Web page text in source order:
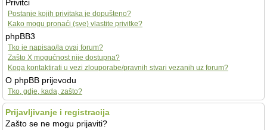
Privitci
Postanje kojih privitaka je dopušteno?
Kako mogu pronaći (sve) vlastite privitke?
phpBB3
Tko je napisao/la ovaj forum?
Zašto X mogućnost nije dostupna?
Koga kontaktirati u vezi zlouporabe/pravnih stvari vezanih uz forum?
O phpBB prijevodu
Tko, gdje, kada, zašto?
Prijavljivanje i registracija
Zašto se ne mogu prijaviti?